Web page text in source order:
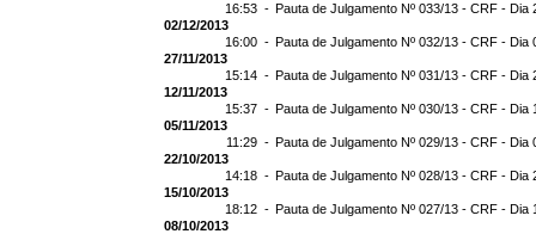
16:53 - Pauta de Julgamento Nº 033/13 - CRF - Dia
02/12/2013
16:00 - Pauta de Julgamento Nº 032/13 - CRF - Dia
27/11/2013
15:14 - Pauta de Julgamento Nº 031/13 - CRF - Dia
12/11/2013
15:37 - Pauta de Julgamento Nº 030/13 - CRF - Dia
05/11/2013
11:29 - Pauta de Julgamento Nº 029/13 - CRF - Dia
22/10/2013
14:18 - Pauta de Julgamento Nº 028/13 - CRF - Dia
15/10/2013
18:12 - Pauta de Julgamento Nº 027/13 - CRF - Dia
08/10/2013